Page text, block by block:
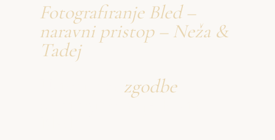
Fotografiranje Bled –
naravni pristop – Neža &
Tadej
zgodbe
o fotografiranje Krsta